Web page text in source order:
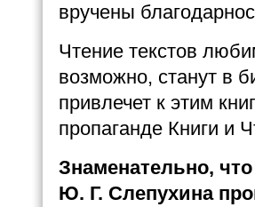
вручены
Чтение текстов
возможно, станут в
привлечет к этим
пропаганде Книги и
Знаменательно,
Ю. Г. Слепухина